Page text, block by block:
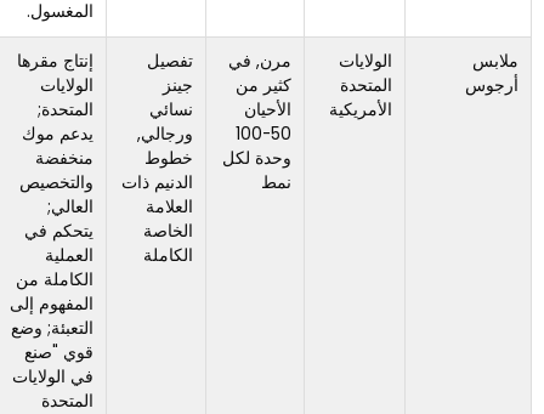
الولايات
المتحدة
مرن, في
كثير من
الأحيان
تفصيل
جينز
نسائي
ورجالي,
خطوط
الدنيم ذات
إنتاج مقرها
الولايات
المتحدة;
يدعم موك
منخفضة
والتخصيص
العالي;
يتحكم في
العملية
تكاليف
الوحدة
أعلى بكثير
من المصادر
الخارجية;
الأفضل
للقسط,
العلامات
التجارية
البوتيكية
وDTC بدلاً
من البرامج
الكبيرة جدًا
ومنخفضة
السعر.